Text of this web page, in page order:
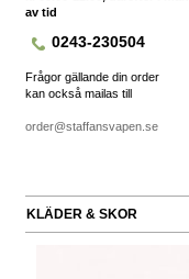
av tid
0243-230504
Frågor gällande din order
kan också mailas till
order@staffansvapen.se
KLÄDER & SKOR